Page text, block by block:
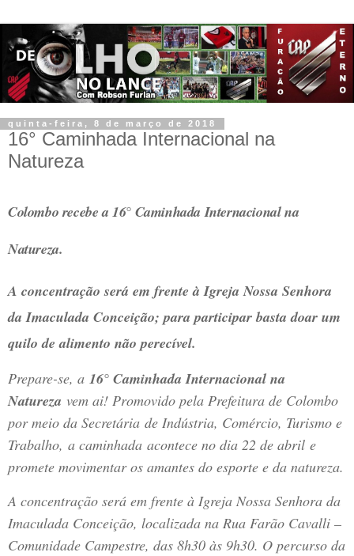
quinta-feira, 8 de março de 2018
16° Caminhada Internacional na
Natureza
Colombo recebe a 16° Caminhada Internacional na
Natureza.
A concentração será em frente à Igreja Nossa Senhora
da Imaculada Conceição; para participar basta doar um
quilo de alimento não perecível.
Prepare-se, a 16° Caminhada Internacional na
Natureza vem ai! Promovido pela Prefeitura de Colombo
por meio da Secretária de Indústria, Comércio, Turismo e
Trabalho, a caminhada acontece no dia 22 de abril e
promete movimentar os amantes do esporte e da natureza.
A concentração será em frente à Igreja Nossa Senhora da
Imaculada Conceição, localizada na Rua Farão Cavalli –
Comunidade Campestre, das 8h30 às 9h30. O percurso da